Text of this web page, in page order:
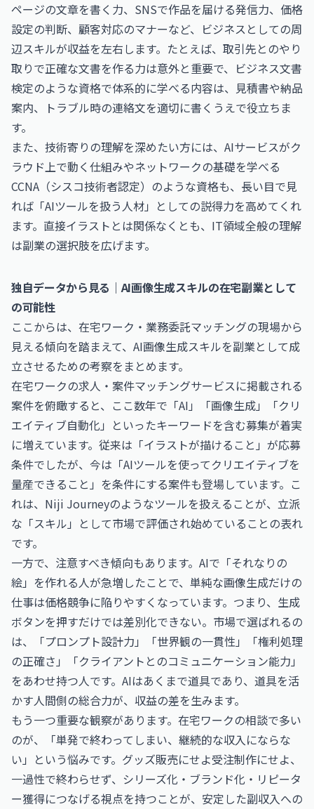
ページの文章を書く力、SNSで作品を届ける発信力、価格
設定の判断、顧客対応のマナーなど、ビジネスとしての周
辺スキルが収益を左右します。たとえば、取引先とのやり
取りで正確な文書を作る力は意外と重要で、 ビジネス文書
検定のような資格で体系的に学べる内容は、見積書や納品
案内、トラブル時の連絡文を適切に書くうえで役立ちま
す。
また、技術寄りの理解を深めたい方には、AIサービスがク
ラウド上で動く仕組みやネットワークの基礎を学べる
CCNA（シスコ技術者認定） のような資格も、長い目で見
れば「AIツールを扱う人材」としての説得力を高めてくれ
ます。直接イラストとは関係なくとも、IT領域全般の理解
は副業の選択肢を広げます。
独自データから見る｜AI画像生成スキルの在宅副業として
の可能性
ここからは、在宅ワーク・業務委託マッチングの現場から
見える傾向を踏まえて、AI画像生成スキルを副業として成
立させるための考察をまとめます。
在宅ワークの求人・案件マッチングサービスに掲載される
案件を俯瞰すると、ここ数年で「AI」「画像生成」「クリ
エイティブ自動化」といったキーワードを含む募集が着実
に増えています。従来は「イラストが描けること」が応募
条件でしたが、今は「AIツールを使ってクリエイティブを
量産できること」を条件にする案件も登場しています。こ
れは、Niji Journeyのようなツールを扱えることが、立派
な「スキル」として市場で評価され始めていることの表れ
です。
一方で、注意すべき傾向もあります。AIで「それなりの
絵」を作れる人が急増したことで、単純な画像生成だけの
仕事は価格競争に陥りやすくなっています。つまり、生成
ボタンを押すだけでは差別化できない。市場で選ばれるの
は、「プロンプト設計力」「世界観の一貫性」「権利処理
の正確さ」「クライアントとのコミュニケーション能力」
をあわせ持つ人です。AIはあくまで道具であり、道具を活
かす人間側の総合力が、収益の差を生みます。
もう一つ重要な観察があります。在宅ワークの相談で多い
のが、「単発で終わってしまい、継続的な収入にならな
い」という悩みです。グッズ販売にせよ受注制作にせよ、
一過性で終わらせず、シリーズ化・ブランド化・リピータ
ー獲得につなげる視点を持つことが、安定した副収入への